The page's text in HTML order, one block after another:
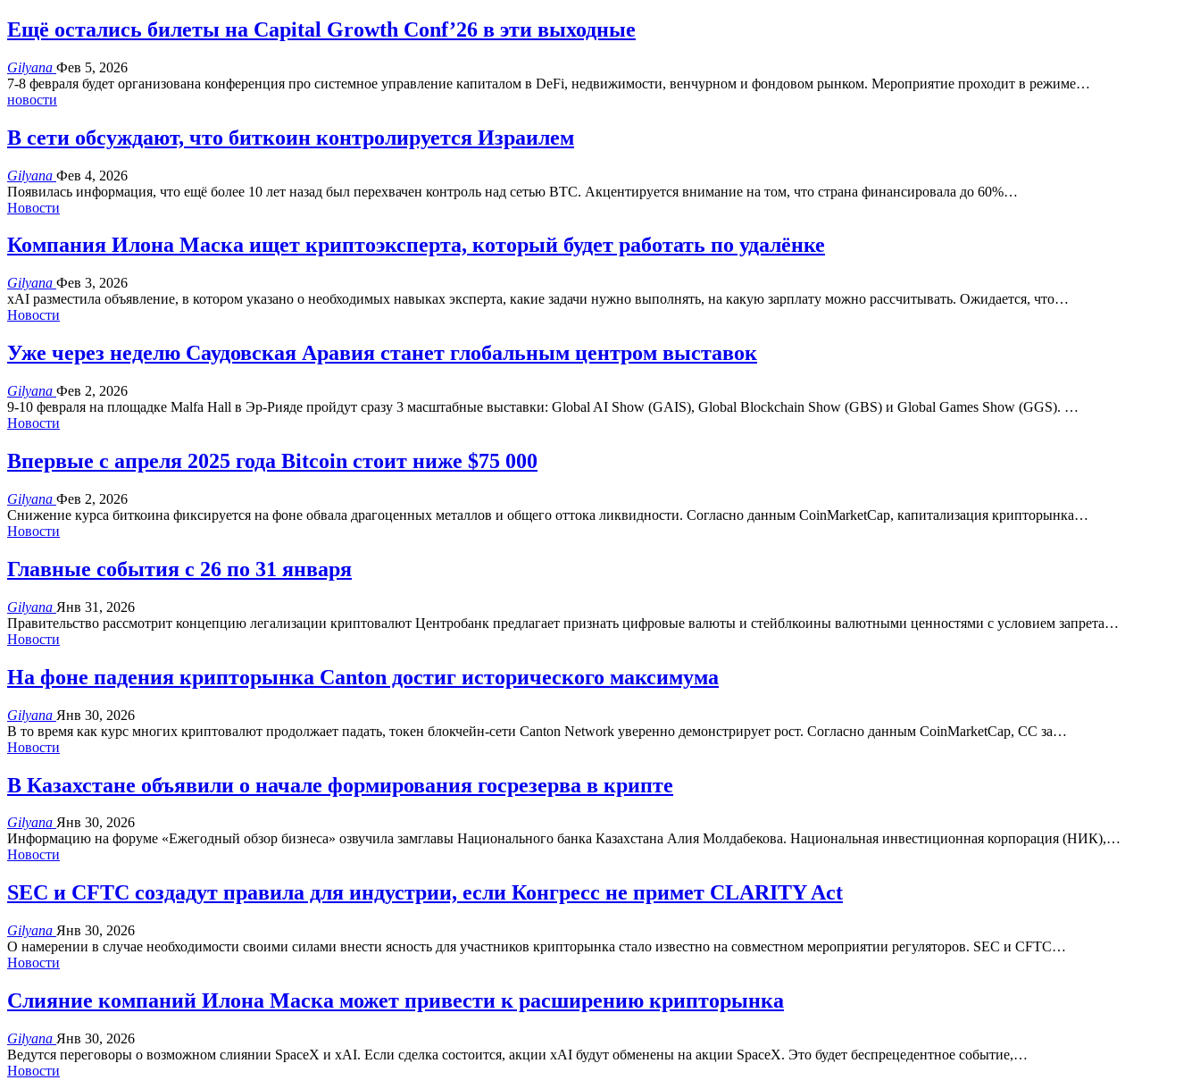
Ещё остались билеты на Capital Growth Conf’26 в эти выходные
Gilyana Фев 5, 2026
7-8 февраля будет организована конференция про системное управление капиталом в DeFi, недвижимости, венчурном и фондовом рынком. Мероприятие проходит в режиме…
новости
В сети обсуждают, что биткоин контролируется Израилем
Gilyana Фев 4, 2026
Появилась информация, что ещё более 10 лет назад был перехвачен контроль над сетью BTC. Акцентируется внимание на том, что страна финансировала до 60%…
Новости
Компания Илона Маска ищет криптоэксперта, который будет работать по удалёнке
Gilyana Фев 3, 2026
xAI разместила объявление, в котором указано о необходимых навыках эксперта, какие задачи нужно выполнять, на какую зарплату можно рассчитывать. Ожидается, что…
Новости
Уже через неделю Саудовская Аравия станет глобальным центром выставок
Gilyana Фев 2, 2026
9-10 февраля на площадке Malfa Hall в Эр-Рияде пройдут сразу 3 масштабные выставки: Global AI Show (GAIS), Global Blockchain Show (GBS) и Global Games Show (GGS). …
Новости
Впервые с апреля 2025 года Bitcoin стоит ниже $75 000
Gilyana Фев 2, 2026
Снижение курса биткоина фиксируется на фоне обвала драгоценных металлов и общего оттока ликвидности. Согласно данным CoinMarketCap, капитализация крипторынка…
Новости
Главные события с 26 по 31 января
Gilyana Янв 31, 2026
Правительство рассмотрит концепцию легализации криптовалют Центробанк предлагает признать цифровые валюты и стейблкоины валютными ценностями с условием запрета…
Новости
На фоне падения крипторынка Canton достиг исторического максимума
Gilyana Янв 30, 2026
В то время как курс многих криптовалют продолжает падать, токен блокчейн-сети Canton Network уверенно демонстрирует рост. Согласно данным CoinMarketCap, CC за…
Новости
В Казахстане объявили о начале формирования госрезерва в крипте
Gilyana Янв 30, 2026
Информацию на форуме «Ежегодный обзор бизнеса» озвучила замглавы Национального банка Казахстана Алия Молдабекова. Национальная инвестиционная корпорация (НИК),…
Новости
SEC и CFTC создадут правила для индустрии, если Конгресс не примет CLARITY Act
Gilyana Янв 30, 2026
О намерении в случае необходимости своими силами внести ясность для участников крипторынка стало известно на совместном мероприятии регуляторов. SEC и CFTC…
Новости
Слияние компаний Илона Маска может привести к расширению крипторынка
Gilyana Янв 30, 2026
Ведутся переговоры о возможном слиянии SpaceX и xAI. Если сделка состоится, акции xAI будут обменены на акции SpaceX. Это будет беспрецедентное событие,…
Новости